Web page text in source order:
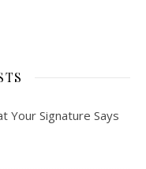
Your Signature Says